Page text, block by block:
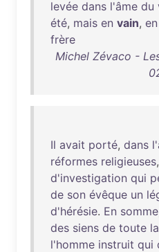
levée dans l'âme du
été, mais en vain, en
frère
Michel Zévaco -
Il avait porté, dans
réformes religieuses,
d'investigation qui
de son évêque un
d'hérésie. En somme
des siens de toute la
l'homme instruit qui